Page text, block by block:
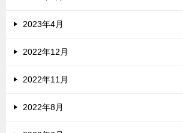
2023年4月
2022年12月
2022年11月
2022年8月